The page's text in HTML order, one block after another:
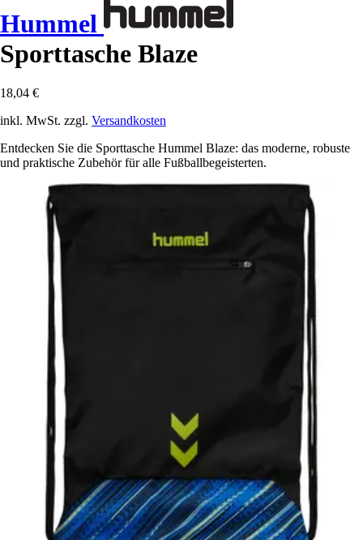
Hummel
Sporttasche Blaze
18,04 €
inkl. MwSt. zzgl. Versandkosten
Entdecken Sie die Sporttasche Hummel Blaze: das moderne, robuste
und praktische Zubehör für alle Fußballbegeisterten.